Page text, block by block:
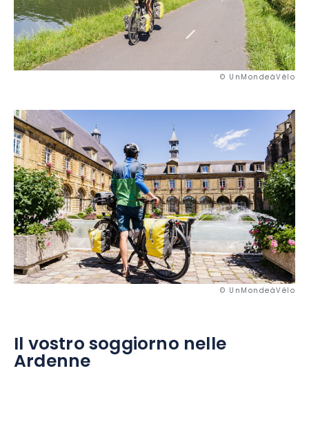
© UnMondeàVélo
© UnMondeàVélo
Il vostro soggiorno nelle
Ardenne